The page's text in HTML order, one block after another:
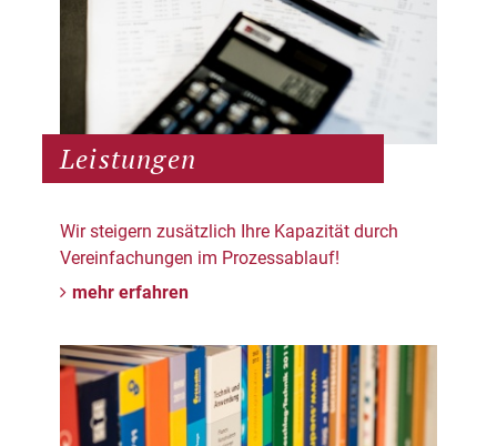
Leistungen
Wir steigern zusätzlich Ihre Kapazität durch
Vereinfachungen im Prozessablauf!
mehr erfahren